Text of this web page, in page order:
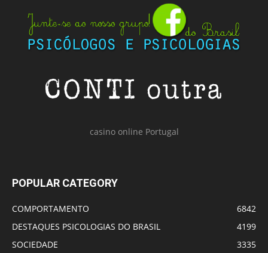
casino online Portugal
POPULAR CATEGORY
COMPORTAMENTO
6842
DESTAQUES PSICOLOGIAS DO BRASIL
4199
SOCIEDADE
3335